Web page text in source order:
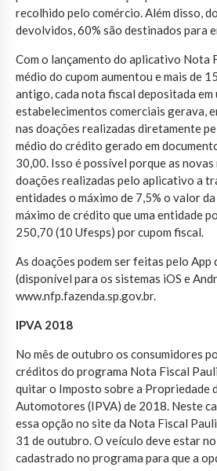
recolhido pelo comércio. Além disso,
devolvidos, 60% são destinados para
Com o lançamento do aplicativo Nota
médio do cupom aumentou e mais de
antigo, cada nota fiscal depositada em
estabelecimentos comerciais gerava,
nas doações realizadas diretamente
médio do crédito gerado em
30,00. Isso é possível porque as
doações realizadas pelo aplicativo a
entidades o máximo de 7,5% o valor
máximo de crédito que uma entidade
250,70 (10 Ufesps) por cupom fiscal.
As doações podem ser feitas pelo
(disponível para os sistemas iOS e
www.nfp.fazenda.sp.gov.br.
IPVA 2018
No mês de outubro os consumidores
créditos do programa Nota Fiscal
quitar o Imposto sobre a Propriedade
Automotores (IPVA) de 2018. Neste
essa opção no site da Nota Fiscal
31 de outubro. O veículo deve estar
cadastrado no programa para que a